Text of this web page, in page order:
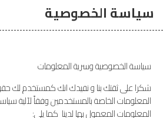
سياسة الخصوصية
سياسة الخصوصية وسرية المعلومات
شكرا على ثقتك بنا و نفيدك انك كمستخدم لك
المعلومات الخاصة بالمستخدمين وفقاً لآلية
المعلومات المعمول بها لدينا كما يلي: